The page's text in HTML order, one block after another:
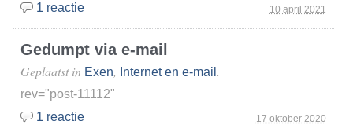
10 april 2021
1 reactie
Gedumpt via e-mail
17 oktober 2020
Geplaatst in Exen, Internet en e-mail .
rev="post-11112"
1 reactie